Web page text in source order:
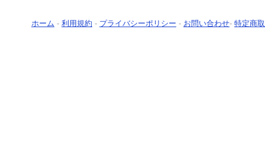
ホーム - 利用規約 - プライバシーポリシー - お問い合わせ- 特定商